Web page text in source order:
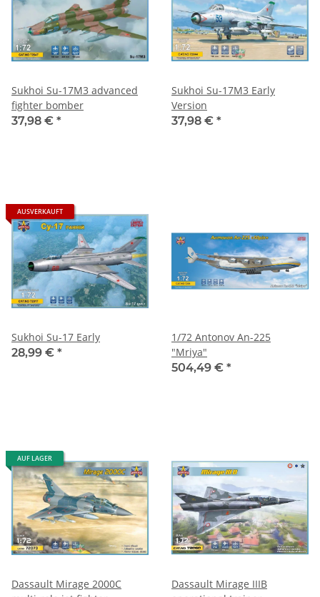
Sukhoi Su-17M3 advanced
fighter bomber
37,98 € *
Sukhoi Su-17M3 Early
Version
37,98 € *
AUSVERKAUFT
Sukhoi Su-17 Early
28,99 € *
1/72 Antonov An-225
"Mriya"
504,49 € *
AUF LAGER
Dassault Mirage 2000C
Dassault Mirage IIIB